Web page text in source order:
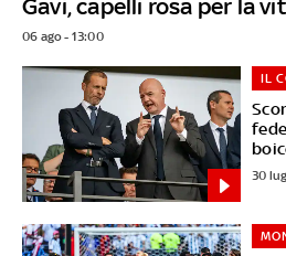
Gavi, capelli rosa per la
06 ago - 13:00
IL
30